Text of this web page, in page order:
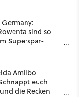
sind so
Superspar-
Amiibo
euch
die Recken